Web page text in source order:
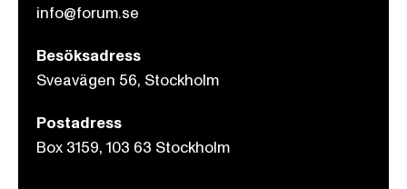
info@forum.se
Besöksadress
Sveavägen 56, Stockholm
Postadress
Box 3159, 103 63 Stockholm